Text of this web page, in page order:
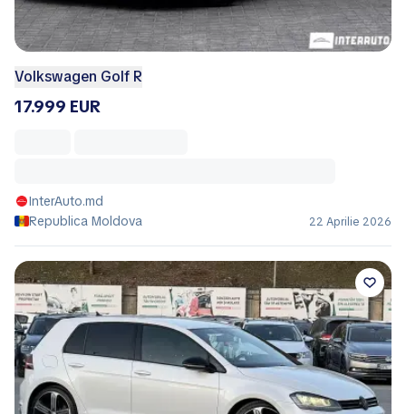
Volkswagen Golf R
17.999 EUR
InterAuto.md
Republica Moldova
22 Aprilie 2026